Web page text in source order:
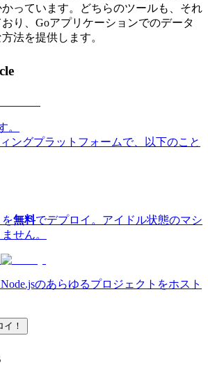
っています。どちらのツールも、それ
り、Goアプリケーションでのデータ
法を提供します。
。
ングプラットフォームで、以下のこと
無料でデプロイ。アイドル状態のマシ
せん。
のあらゆるプロジェクトをホスト
！